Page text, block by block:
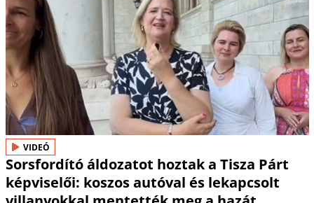
VIDEÓ
Sorsfordító áldozatot hoztak a Tisza Párt
képviselői: koszos autóval és lekapcsolt